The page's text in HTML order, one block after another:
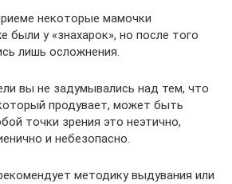
некоторые мамочки
были у «знахарок», но после того
лишь осложнения.
вы не задумывались над тем, что
продувает, может быть
точки зрения это неэтично,
и небезопасно.
методику выдувания или